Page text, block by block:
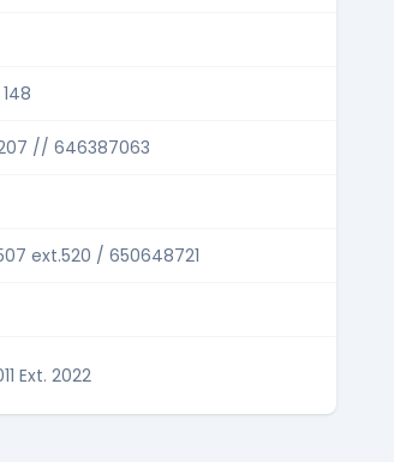
// 646387063
ext.520 / 650648721
Ext. 2022